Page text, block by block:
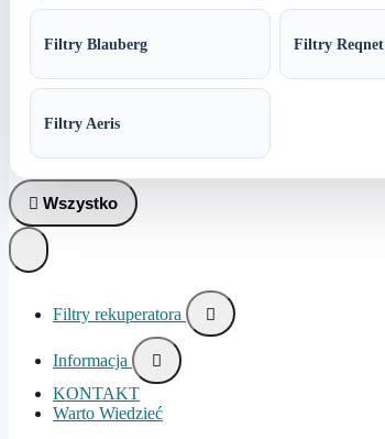
Filtry Blauberg Filtry Reqnet
Filtry Aeris
 Wszystko
Filtry rekuperatora 
Informacja

KONTAKT
Warto Wiedzieć